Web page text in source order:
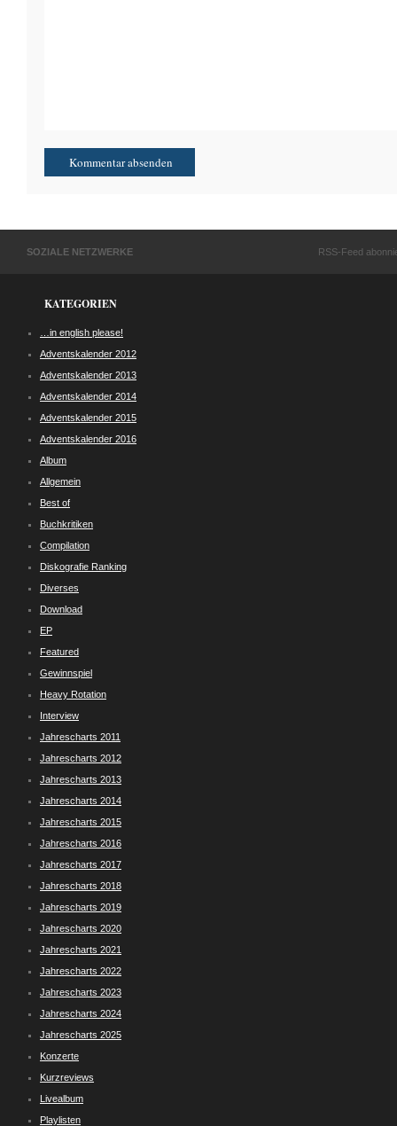
SOZIALE NETZWERKE RSS-Feed
KATEGORIEN
…in english please!
Adventskalender 2012
Adventskalender 2013
Adventskalender 2014
Adventskalender 2015
Adventskalender 2016
Album
Allgemein
Best of
Buchkritiken
Compilation
Diskografie Ranking
Diverses
Download
EP
Featured
Gewinnspiel
Heavy Rotation
Interview
Jahrescharts 2011
Jahrescharts 2012
Jahrescharts 2013
Jahrescharts 2014
Jahrescharts 2015
Jahrescharts 2016
Jahrescharts 2017
Jahrescharts 2018
Jahrescharts 2019
Jahrescharts 2020
Jahrescharts 2021
Jahrescharts 2022
Jahrescharts 2023
Jahrescharts 2024
Jahrescharts 2025
Konzerte
Kurzreviews
Livealbum
Playlisten